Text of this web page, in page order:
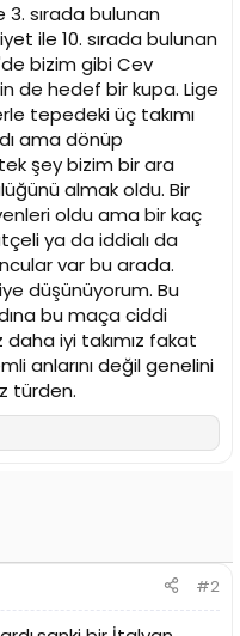
sırada bulunan
ile 10. sırada bulunan
bizim gibi Cev
de hedef bir kupa. Lige
tepedeki üç takımı
ama dönüp
şey bizim bir ara
almak oldu. Bir
oldu ama bir kaç
ya da iddialı da
var bu arada.
düşünüyorum. Bu
bu maça ciddi
daha iyi takımız fakat
anlarını değil genelini
türden.
#2